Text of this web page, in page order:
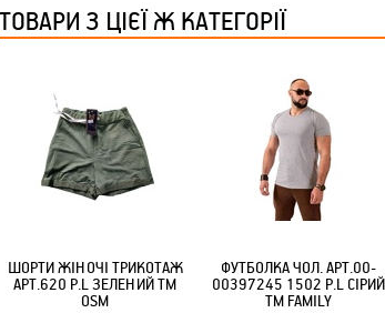
КОТИКИ (20ШТ/УП) ОФФ 82
ТОВАРИ З ЦІЄЇ Ж КАТЕГОРІЇ
ШОРТИ ЖІНОЧІ ТРИКОТАЖ
АРТ.620 Р.L ЗЕЛЕНИЙ ТМ
OSM
ФУТБОЛКА ЧОЛ. АРТ.00-
00397245 1502 Р.L СІРИЙ
ТМ FAMILY